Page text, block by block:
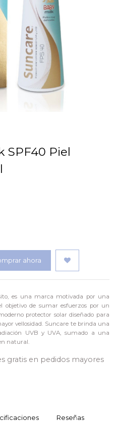
SPF40 Piel
ahora
es una marca motivada por una
objetivo de sumar esfuerzos por un
protector solar diseñado para
vellosidad. Suncare te brinda una
UVB y UVA, sumado a una
natural.
gratis en pedidos mayores
Reseñas